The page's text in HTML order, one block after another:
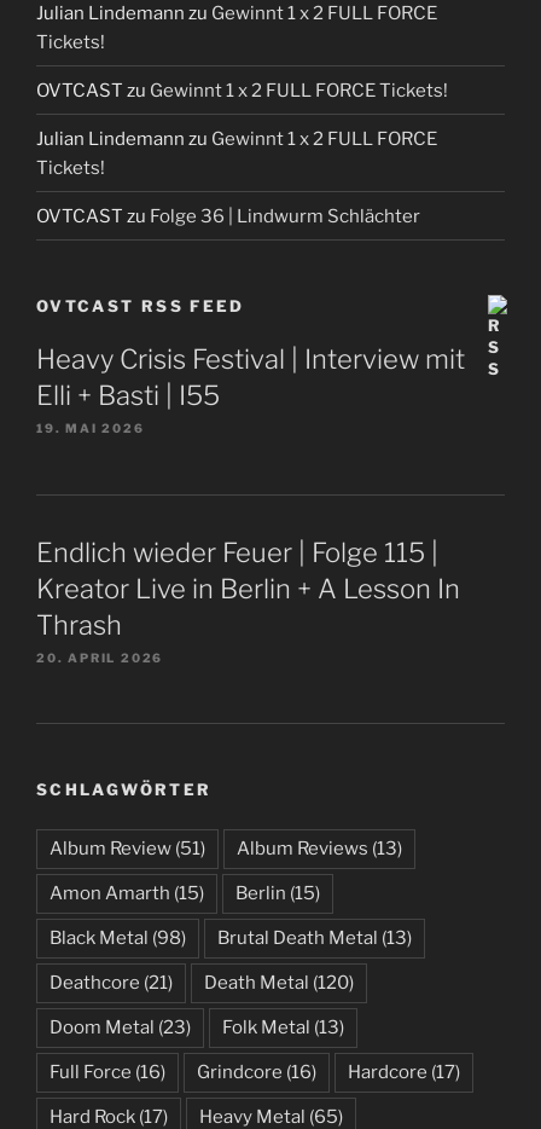
Julian Lindemann zu Gewinnt 1 x 2 FULL FORCE
Tickets!
OVTCAST zu Gewinnt 1 x 2 FULL FORCE Tickets!
Julian Lindemann zu Gewinnt 1 x 2 FULL FORCE
Tickets!
OVTCAST zu Folge 36 | Lindwurm Schlächter
OVTCAST RSS FEED
Heavy Crisis Festival | Interview mit
Elli + Basti | I55
19. MAI 2026
Endlich wieder Feuer | Folge 115 |
Kreator Live in Berlin + A Lesson In
Thrash
20. APRIL 2026
SCHLAGWÖRTER
Album Review (51) Album Reviews (13)
Amon Amarth (15) Berlin (15)
Black Metal (98) Brutal Death Metal (13)
Deathcore (21) Death Metal (120)
Doom Metal (23) Folk Metal (13)
Full Force (16) Grindcore (16) Hardcore (17)
Hard Rock (17) Heavy Metal (65)